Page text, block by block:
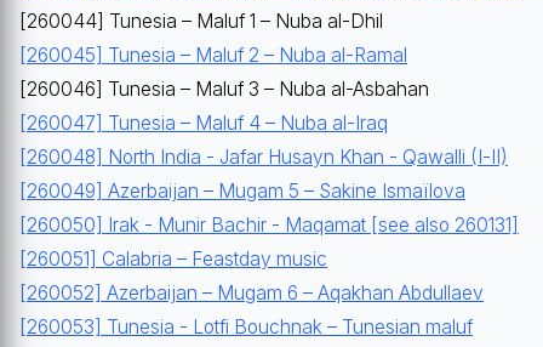
[260044] Tunesia – Maluf 1 – Nuba al-Dhil
[260045] Tunesia – Maluf 2 – Nuba al-Ramal
[260046] Tunesia – Maluf 3 – Nuba al-Asbahan
[260047] Tunesia – Maluf 4 – Nuba al-Iraq
[260048] North India - Jafar Husayn Khan - Qawalli (I-II)
[260049] Azerbaijan – Mugam 5 – Sakine Ismaïlova
[260050] Irak - Munir Bachir - Maqamat [see also 260131]
[260051] Calabria – Feastday music
[260052] Azerbaijan – Mugam 6 – Aqakhan Abdullaev
[260053] Tunesia - Lotfi Bouchnak – Tunesian maluf